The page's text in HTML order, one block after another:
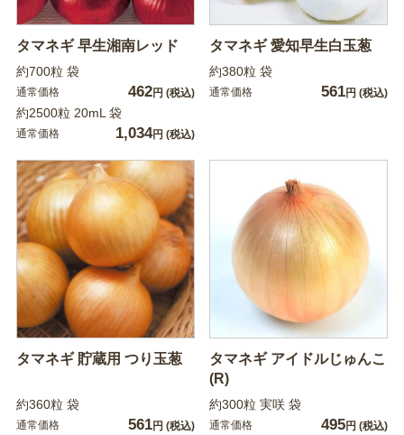
タマネギ 早生湘南レッド
約700粒 袋
通常価格 462円 (税込)
約2500粒 20mL 袋
通常価格 1,034円 (税込)
タマネギ 愛知早生白玉葱
約380粒 袋
通常価格 561円 (税込)
タマネギ 貯蔵用 つり玉葱
約360粒 袋
通常価格 561円 (税込)
タマネギ アイドルじゅんこ
(R)
約300粒 実咲 袋
通常価格 495円 (税込)